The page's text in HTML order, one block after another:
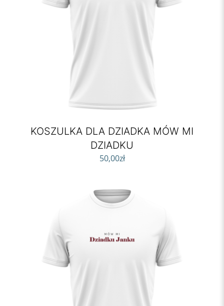
KOSZULKA DLA DZIADKA MÓW MI
DZIADKU
50,00zł